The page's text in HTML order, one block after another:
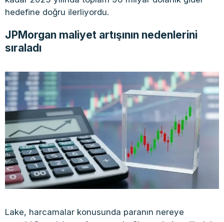
hedefine doğru ilerliyordu.
JPMorgan maliyet artışının nedenlerini
sıraladı
Lake, harcamalar konusunda paranın nereye